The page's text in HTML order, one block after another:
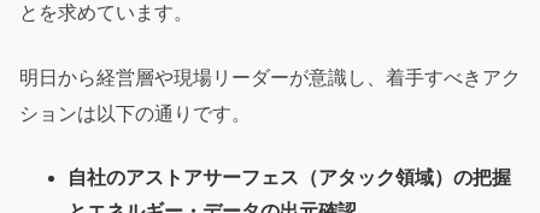
とを求めています。
明日から経営層や現場リーダーが意識し、着手すべきアク
ションは以下の通りです。
自社のアストアサーフェス（アタック領域）の把握